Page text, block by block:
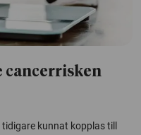
cancerrisken
kunnat kopplas till